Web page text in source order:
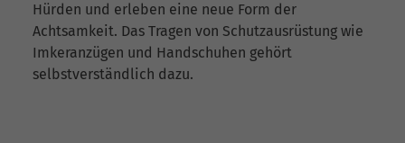
Hürden und erleben eine neue Form der
Achtsamkeit. Das Tragen von Schutzausrüstung wie
Imkeranzügen und Handschuhen gehört
selbstverständlich dazu.